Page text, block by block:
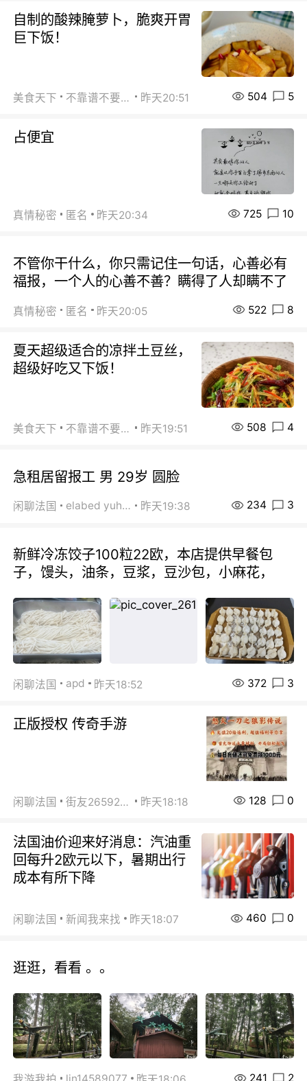
自制的酸辣腌萝卜，脆爽开胃
巨下饭！
美食天下 不靠谱不要联系 昨天20:51 504 5
占便宜
真情秘密 匿名 昨天20:34 725 10
不管你干什么，你只需记住一句话，心善必有
福报，一个人的心善不善？瞒得了人却瞒不了
真情秘密 匿名 昨天20:05 522 8
夏天超级适合的凉拌土豆丝，
超级好吃又下饭！
美食天下 不靠谱不要联系 昨天19:51 508 4
急租居留报工 男 29岁 圆脸
闲聊法国 elabed yuhua 昨天19:38 234 3
新鲜冷冻饺子100粒22欧，本店提供早餐包
子，馒头，油条，豆浆，豆沙包，小麻花，
闲聊法国 apd 昨天18:52 372 3
正版授权 传奇手游
闲聊法国 街友26592800 昨天18:18 128 0
法国油价迎来好消息：汽油重
回每升2欧元以下，暑期出行
成本有所下降
闲聊法国 新闻我来找 昨天18:07 460 0
逛逛，看看 。。
241 2